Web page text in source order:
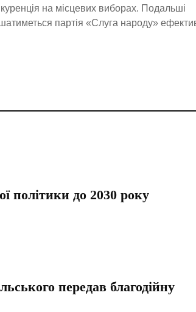
на місцевих виборах. Подальші
партія «Слуга народу»
політики до 2030 року
передав благодійну